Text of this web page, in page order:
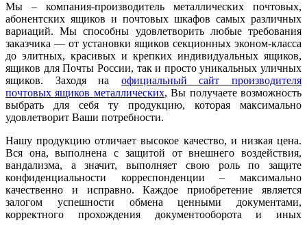
Мы – компания-производитель металлических почтовых,
абонентских ящиков и почтовых шкафов самых различных
вариаций. Мы способны удовлетворить любые требования
заказчика — от установки ящиков секционных эконом-класса
до элитных, красивых и крепких индивидуальных ящиков,
ящиков для Почты России, так и просто уникальных уличных
ящиков. Заходя на официальный сайт производителя
почтовых ящиков металлических, Вы получаете возможность
выбрать для себя ту продукцию, которая максимально
удовлетворит Ваши потребности.
Нашу продукцию отличает высокое качество, и низкая цена.
Вся она, выполнена с защитой от внешнего воздействия,
вандализма, а значит, выполняет свою роль по защите
конфиденциальности корреспонденции – максимально
качественно и исправно. Каждое приобретение является
залогом успешности обмена ценными документами,
корректного прохождения документооборота и иных